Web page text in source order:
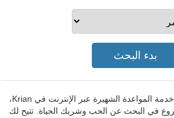
IdnDatingGo - خدمة المواعدة الشهيرة عبر الإنترنت في Krian،
في البحث عن الحب وشريك الحياة. تتيح لك